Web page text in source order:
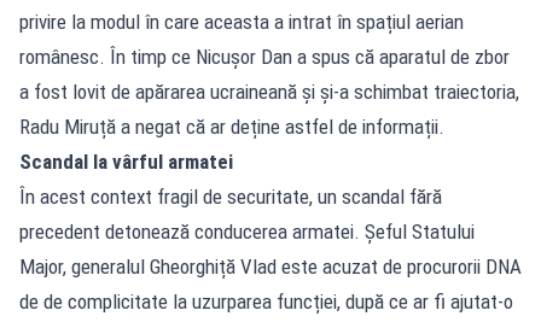
privire la modul în care aceasta a intrat în spațiul aerian
românesc. În timp ce Nicușor Dan a spus că aparatul de zbor
a fost lovit de apărarea ucraineană și și-a schimbat traiectoria,
Radu Miruță a negat că ar deține astfel de informații.
Scandal la vârful armatei
În acest context fragil de securitate, un scandal fără
precedent detonează conducerea armatei. Șeful Statului
Major, generalul Gheorghiță Vlad este acuzat de procurorii DNA
de de complicitate la uzurparea funcției, după ce ar fi ajutat-o